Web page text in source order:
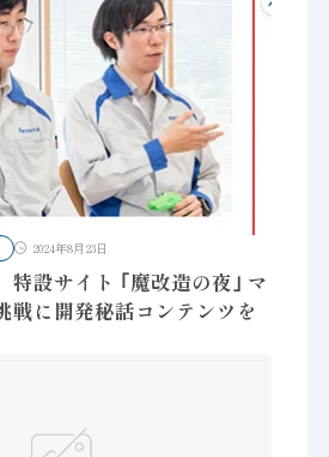
2024年8月23日
特設サイト ｢魔改造の夜｣ マ
戦に開発秘話コンテンツを